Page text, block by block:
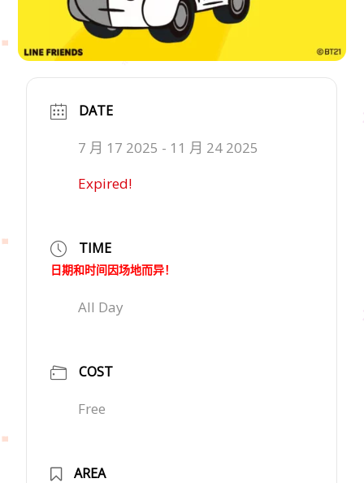
DATE
7 月 17 2025 - 11 月 24 2025
Expired!
TIME
日期和时间因场地而异！
All Day
COST
Free
AREA